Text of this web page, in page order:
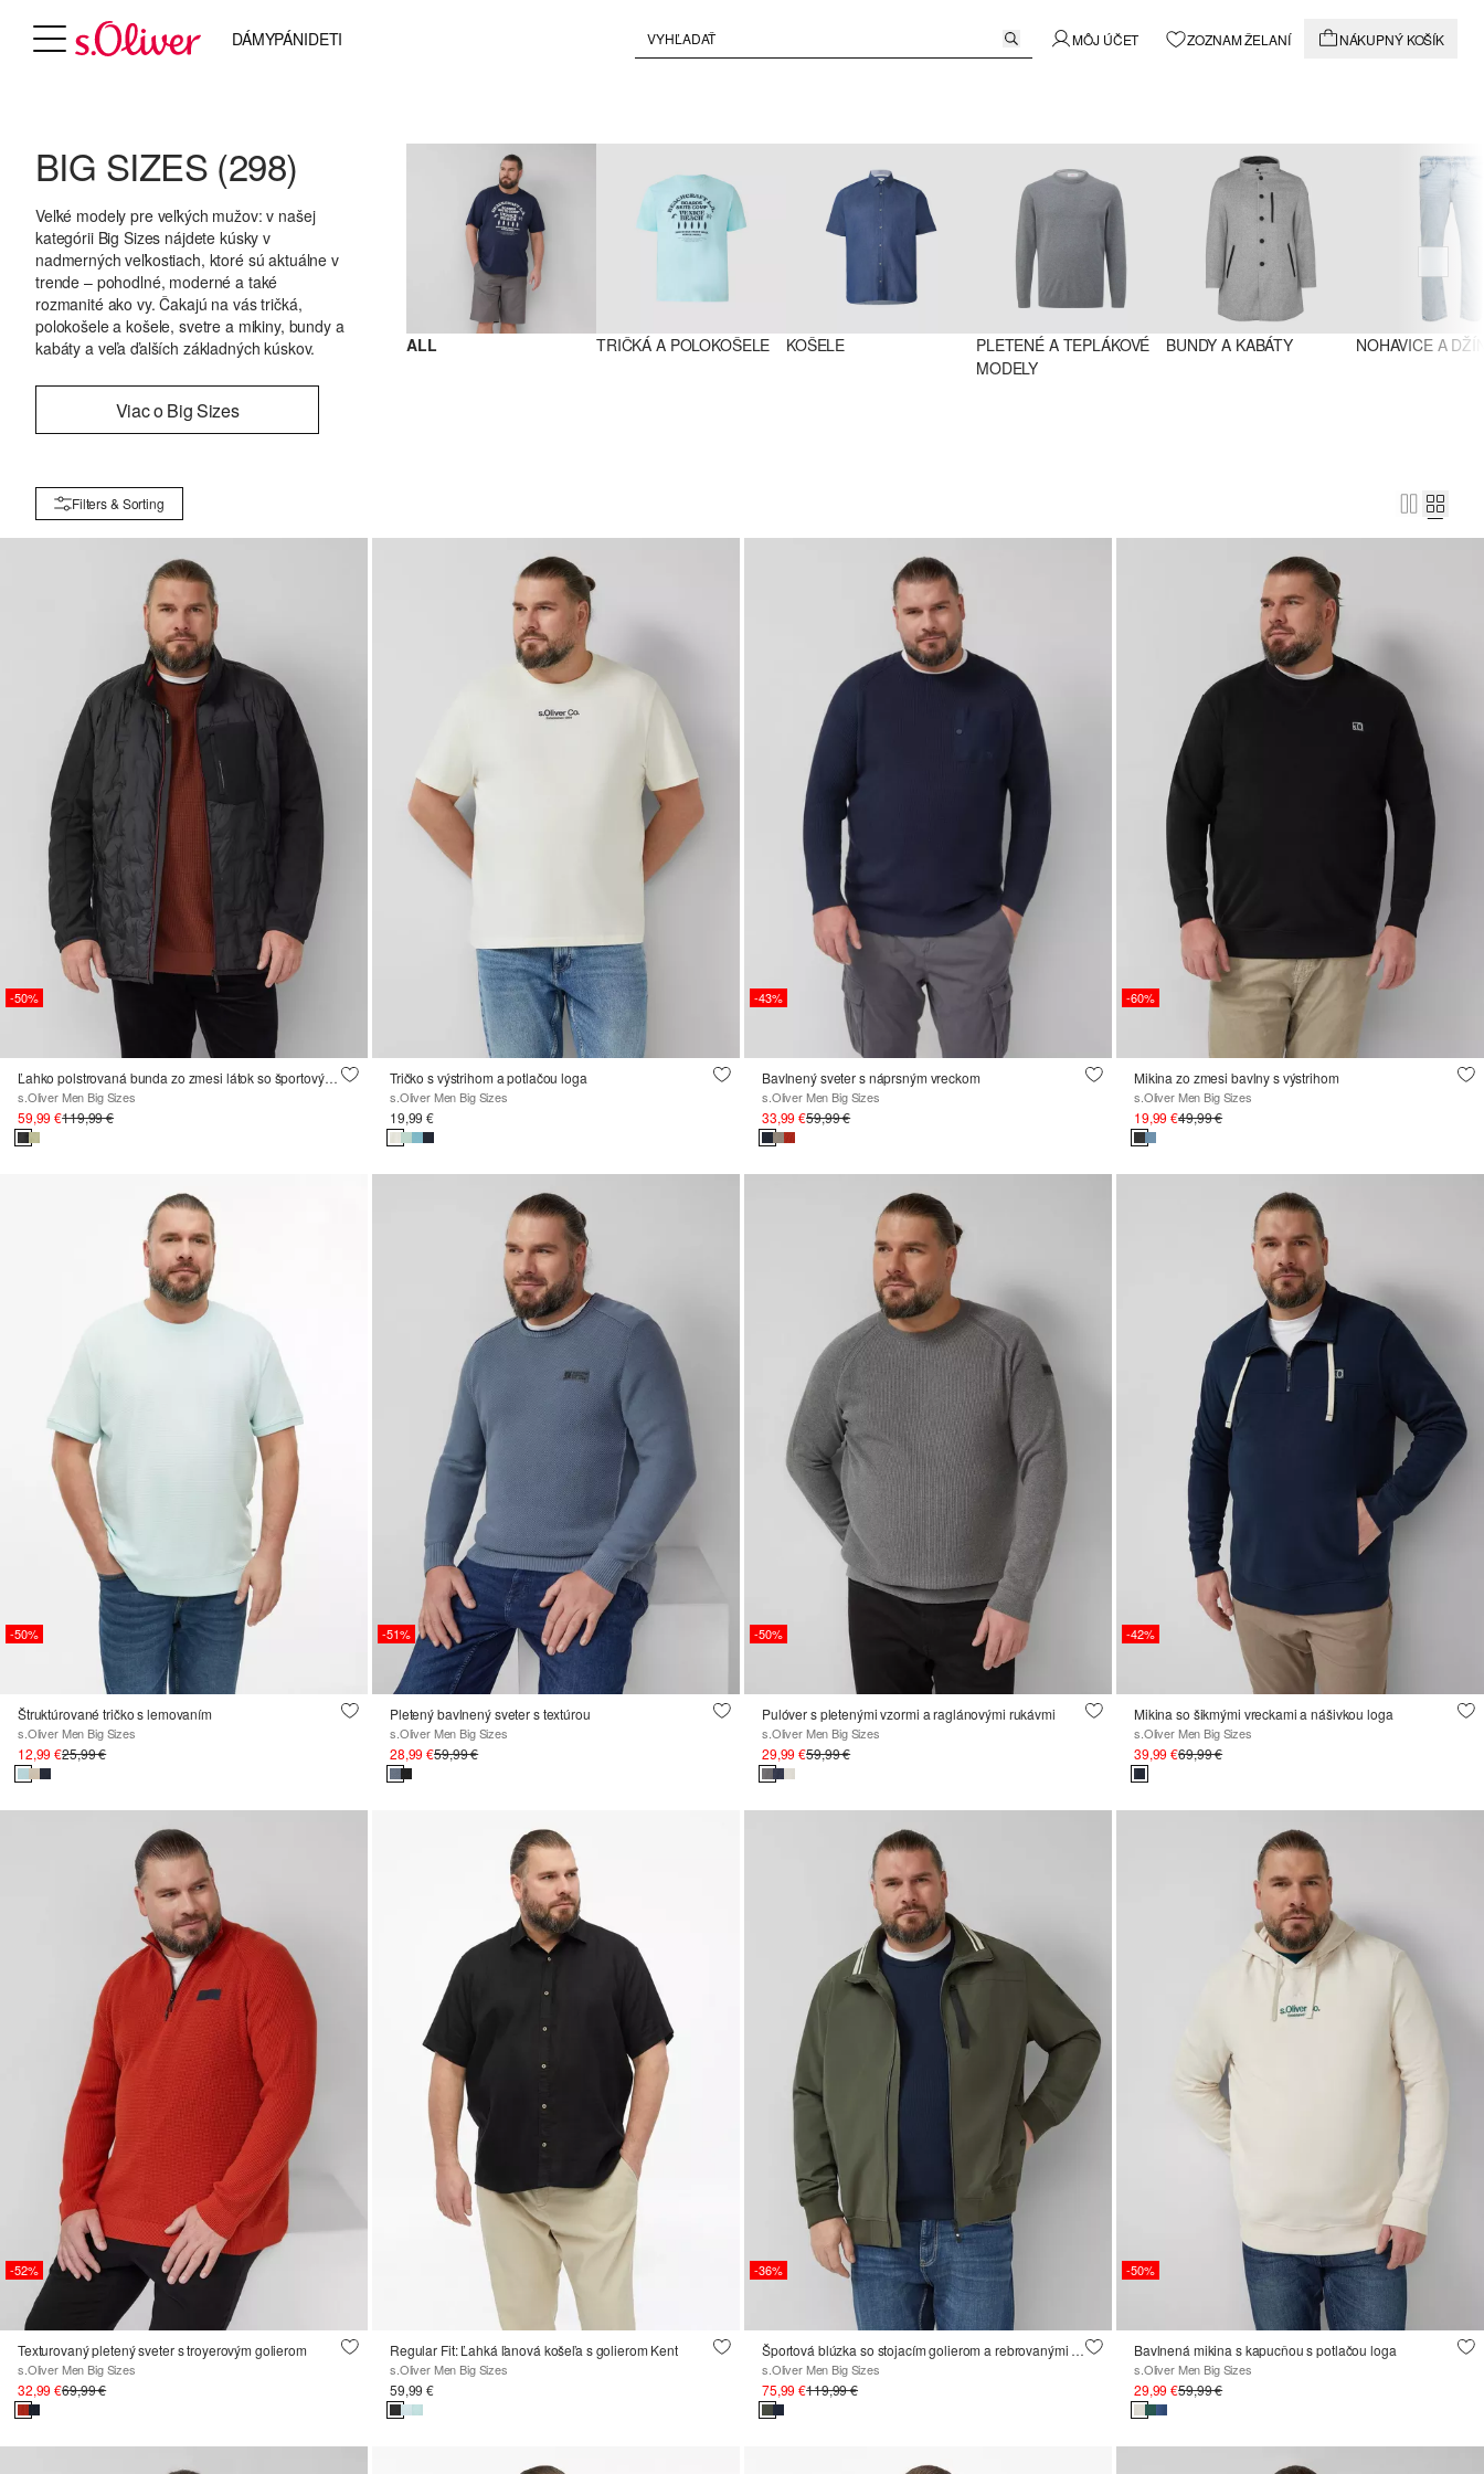
DÁMYPÁNIDETI MÔJ ÚČET ZOZNAM ŽELANÍ NÁKUPNÝ KOŠÍK
BIG SIZES (298)
Veľké modely pre veľkých mužov: v našej
kategórii Big Sizes nájdete kúsky v
nadmerných veľkostiach, ktoré sú aktuálne v
trende – pohodlné, moderné a také
rozmanité ako vy. Čakajú na vás tričká,
polokošele a košele, svetre a mikiny, bundy a
kabáty a veľa ďalších základných kúskov.
Viac o Big Sizes
ALL TRIČKÁ A POLOKOŠELE KOŠELE
PLETENÉ A TEPLÁKOVÉ
MODELY
BUNDY A KABÁTY NOHAVICE A
Filters & Sorting
-50%
Ľahko polstrovaná bunda zo zmesi látok so športovými detailmi
s.Oliver Men Big Sizes
59,99 €119,99 €
Tričko s výstrihom a potlačou loga
s.Oliver Men Big Sizes
19,99 €
-43%
Bavlnený sveter s náprsným vreckom
s.Oliver Men Big Sizes
33,99 €59,99 €
-60%
Mikina zo zmesi bavlny s výstrihom
s.Oliver Men Big Sizes
19,99 €49,99 €
-50%
Štruktúrované tričko s lemovaním
s.Oliver Men Big Sizes
12,99 €25,99 €
-51%
Pletený bavlnený sveter s textúrou
s.Oliver Men Big Sizes
28,99 €59,99 €
-50%
Pulóver s pletenými vzormi a raglánovými rukávmi
s.Oliver Men Big Sizes
29,99 €59,99 €
-42%
Mikina so šikmými vreckami a nášivkou loga
s.Oliver Men Big Sizes
39,99 €69,99 €
-52%
Texturovaný pletený sveter s troyerovým golierom
s.Oliver Men Big Sizes
32,99 €69,99 €
Regular Fit: Ľahká ľanová košeľa s golierom Kent
s.Oliver Men Big Sizes
59,99 €
-36%
Športová blúzka so stojacím golierom a rebrovanými manžetami
s.Oliver Men Big Sizes
75,99 €119,99 €
-50%
Bavlnená mikina s kapucňou s potlačou loga
s.Oliver Men Big Sizes
29,99 €59,99 €